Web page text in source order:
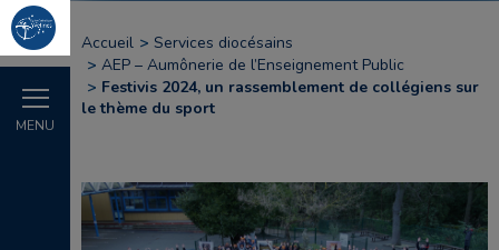
MENU
Accueil
Services diocésains
AEP – Aumônerie de l’Enseignement Public
Festivis 2024, un rassemblement de collégiens sur
le thème du sport